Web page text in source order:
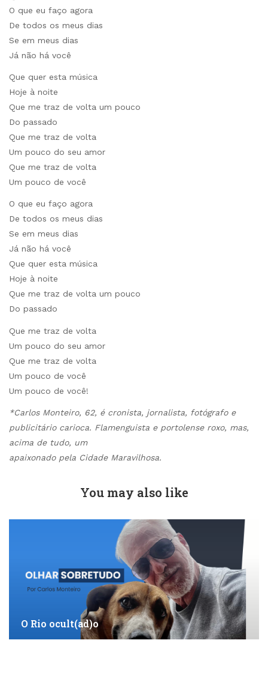
O que eu faço agora
De todos os meus dias
Se em meus dias
Já não há você
Que quer esta música
Hoje à noite
Que me traz de volta um pouco
Do passado
Que me traz de volta
Um pouco do seu amor
Que me traz de volta
Um pouco de você
O que eu faço agora
De todos os meus dias
Se em meus dias
Já não há você
Que quer esta música
Hoje à noite
Que me traz de volta um pouco
Do passado
Que me traz de volta
Um pouco do seu amor
Que me traz de volta
Um pouco de você
Um pouco de você!
*Carlos Monteiro, 62, é cronista, jornalista, fotógrafo e
publicitário carioca. Flamenguista e portolense roxo, mas,
acima de tudo, um
apaixonado pela Cidade Maravilhosa.
You may also like
O Rio ocult(ad)o